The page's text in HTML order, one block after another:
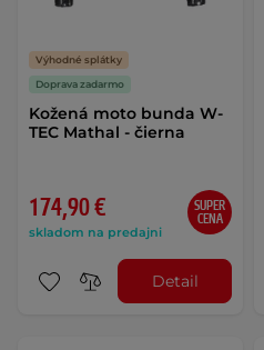
Výhodné splátky
Doprava zadarmo
Kožená moto bunda W-
TEC Mathal - čierna
174,90 €
skladom na predajni
SUPER
CENA
Detail